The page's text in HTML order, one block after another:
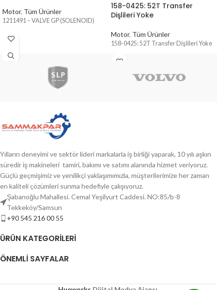
Motor, Tüm Ürünler
1211491 – VALVE GP (SOLENOID)
158-0425: 52T Transfer
Dişlileri Yoke
Motor, Tüm Ürünler
158-0425: 52T Transfer Dişlileri Yoke
Yılların deneyimi ve sektör lideri markalarla iş birliği yaparak, 10 yılı aşkın
süredir iş makineleri tamiri, bakımı ve satımı alanında hizmet veriyoruz.
Güçlü geçmişimiz ve yenilikçi yaklaşımımızla, müşterilerimize her zaman
en kaliteli çözümleri sunma hedefiyle çalışıyoruz.
Şabanoğlu Mahallesi. Cemal Yeşilyurt Caddesi. NO:85/b-8
Tekkeköy/Samsun
+90 545 216 00 55
ÜRÜN KATEGORILERI
ÖNEMLI SAYFALAR